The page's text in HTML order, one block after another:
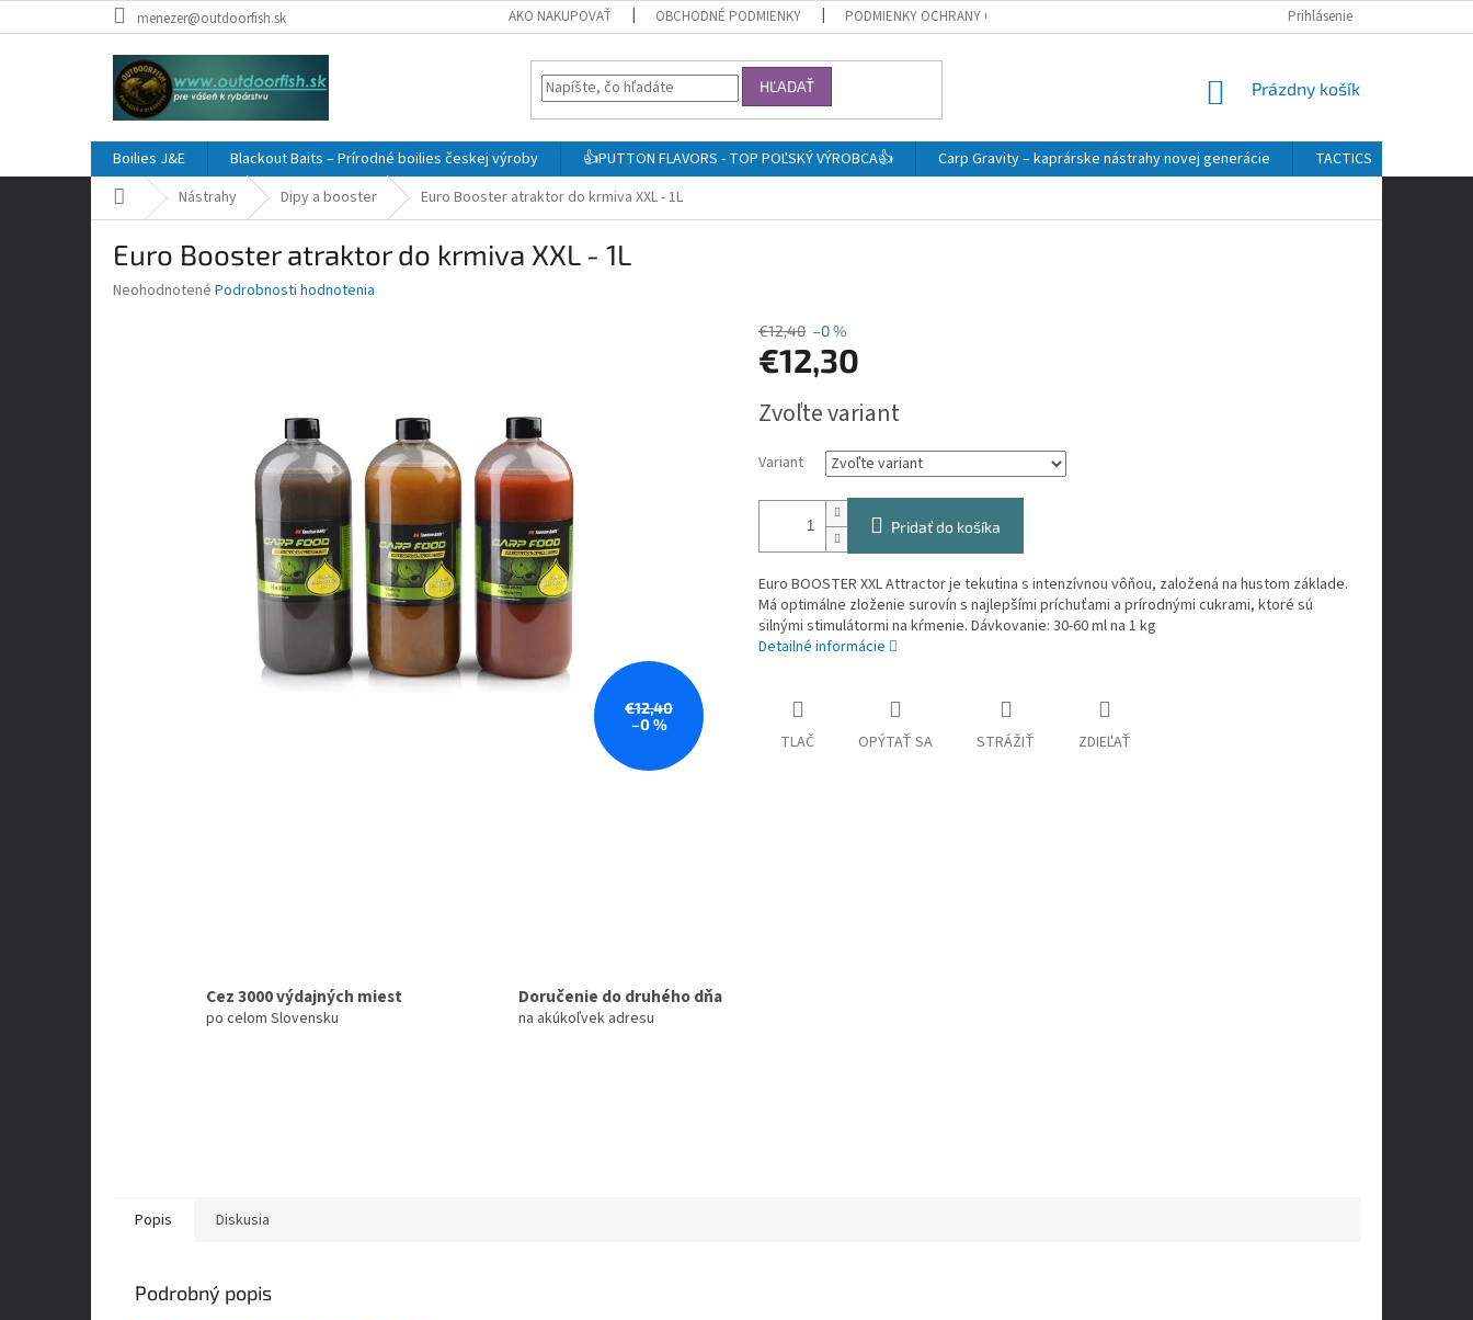
na
menezer@outdoorfish.sk AKO NAKUPOVAŤ OBCHODNÉ PODMIENKY PODMIENKY OCHRANY OSOBNÝCH ÚDAJOV Prihlásenie
HĽADAŤ
NÁKUPNÝ
Prázdny košík
Boilies J&E Blackout Baits – Prírodné boilies českej výroby 👍PUTTON FLAVORS - TOP POĽSKÝ VÝROBCA👍 Carp Gravity – kaprárske nástrahy novej generácie TACTICS
DomovNástrahy Dipy a booster Euro Booster atraktor do krmiva XXL - 1L
Euro Booster atraktor do krmiva XXL - 1L
Priemerné
Neohodnotené Podrobnosti hodnotenia
€12,40
–0 %
€12,40 –0 %
€12,30
cena:
Zvoľte variant
Variant
Pridať do košíka
Euro BOOSTER XXL Attractor je tekutina s intenzívnou vôňou, založená na hustom základe.
Má optimálne zloženie surovín s najlepšími príchuťami a prírodnými cukrami, ktoré sú
silnými stimulátormi na kŕmenie. Dávkovanie: 30-60 ml na 1 kg
Detailné informácie
TLAČ OPÝTAŤ SA STRÁŽIŤ ZDIEĽAŤ
Cez 3000 výdajných miest
po celom Slovensku
Doručenie do druhého dňa
na akúkoľvek adresu
Popis Diskusia
Podrobný popis